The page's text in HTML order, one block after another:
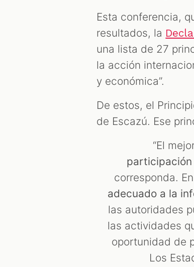
Esta conferencia,
resultados, la
una lista de 27
la acción
y económica”.
De estos, el
de Escazú. Ese
“El
corresponda.
adecuado a la
las autoridades
las actividades
oportunidad de
Los